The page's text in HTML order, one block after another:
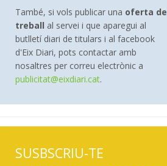
També, si vols publicar una oferta de
treball al servei i que aparegui al
butlletí diari de titulars i al facebook
d'Eix Diari, pots contactar amb
nosaltres per correu electrònic a
publicitat@eixdiari.cat.
SUSBSCRIU-TE